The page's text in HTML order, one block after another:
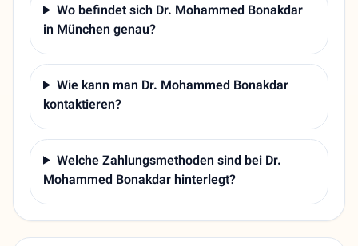
Wo befindet sich Dr. Mohammed Bonakdar
in München genau?
Wie kann man Dr. Mohammed Bonakdar
kontaktieren?
Welche Zahlungsmethoden sind bei Dr.
Mohammed Bonakdar hinterlegt?